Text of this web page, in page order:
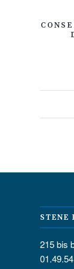
STENE
215 bis